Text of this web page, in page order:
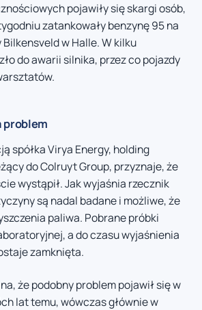
pojawiły się skargi osób,
zatankowały benzynę 95 na
w Halle. W kilku
do awarii silnika, przez co pojazdy
problem
spółka Virya Energy, holding
do Colruyt Group, przyznaje, że
wystąpił. Jak wyjaśnia rzecznik
są nadal badane i możliwe, że
paliwa. Pobrane próbki
a do czasu wyjaśnienia
zamknięta.
że podobny problem pojawił się w
lat temu, wówczas głównie w